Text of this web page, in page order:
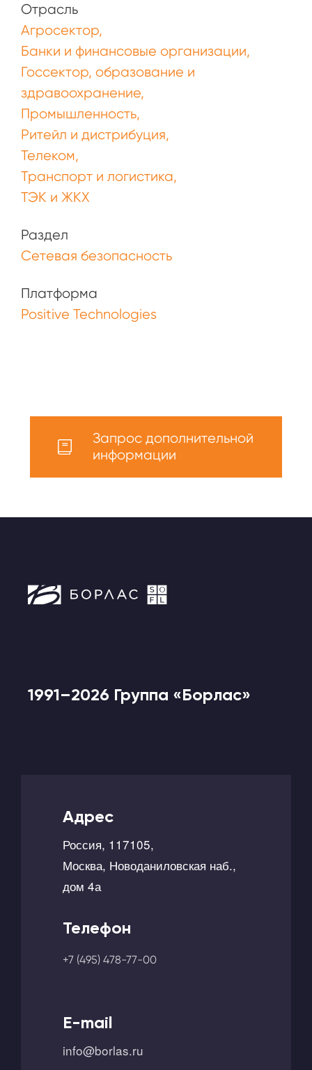
Отрасль
Агросектор
Банки и финансовые организации
Госсектор, образование и
здравоохранение
Промышленность
Ритейл и дистрибуция
Телеком
Транспорт и логистика
ТЭК и ЖКХ
Раздел
Сетевая безопасность
Платформа
Positive Technologies
Запрос дополнительной
информации
1991–2026 Группа «Борлас»
Адрес
Россия, 117105,
Москва, Новоданиловская наб.,
дом 4а
Телефон
+7 (495) 478-77-00
E-mail
info@borlas.ru